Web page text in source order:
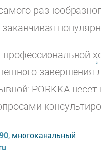
PORKKA
, многоканальный